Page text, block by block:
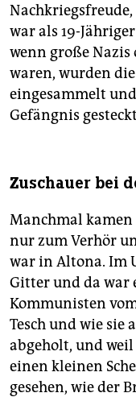
war als 19-
wenn große
waren, wurden
eingesammelt
Gefängnis
Zuschauer bei
Manchmal kamen
nur zum Verhör
war in Altona. Im
Gitter und da war
Kommunisten
Tesch und wie sie
abgeholt, und
einen kleinen
gesehen, wie der